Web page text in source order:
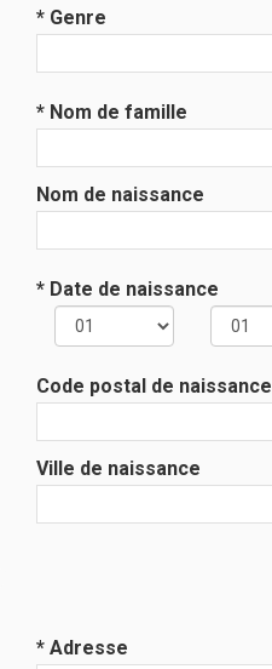
* Genre
* Nom de famille
Nom de naissance
* Date de naissance
Code postal de naissance
Ville de naissance
* Adresse